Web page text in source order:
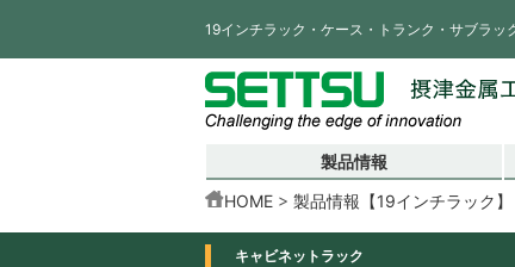
19インチラック・ケース・トランク・サブラ
製品情報
HOME 製品情報【19インチラック】
キャビネットラック